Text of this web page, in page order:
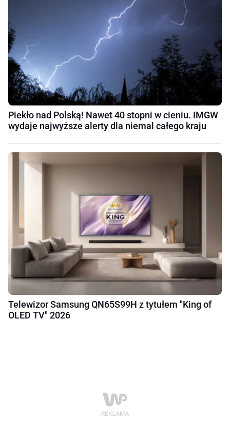
Piekło nad Polską! Nawet 40 stopni w cieniu. IMGW
wydaje najwyższe alerty dla niemal całego kraju
Telewizor Samsung QN65S99H z tytułem "King of
OLED TV" 2026